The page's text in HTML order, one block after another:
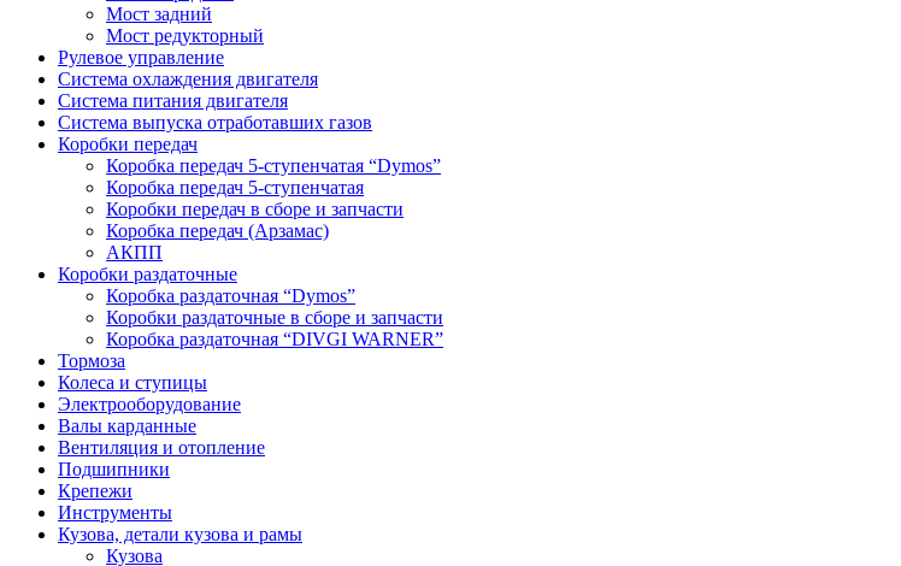
Мост задний
Мост редукторный
Рулевое управление
Система охлаждения двигателя
Система питания двигателя
Система выпуска отработавших газов
Коробки передач
Коробка передач 5-ступенчатая “Dymos”
Коробка передач 5-ступенчатая
Коробки передач в сборе и запчасти
Коробка передач (Арзамас)
АКПП
Коробки раздаточные
Коробка раздаточная “Dymos”
Коробки раздаточные в сборе и запчасти
Коробка раздаточная “DIVGI WARNER”
Тормоза
Колеса и ступицы
Электрооборудование
Валы карданные
Вентиляция и отопление
Подшипники
Крепежи
Инструменты
Кузова, детали кузова и рамы
Кузова